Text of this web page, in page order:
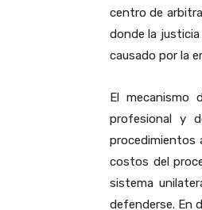
centro de
donde la
causado por la
El mecanismo
profesional y
procedimientos
costos del
sistema
defenderse. En